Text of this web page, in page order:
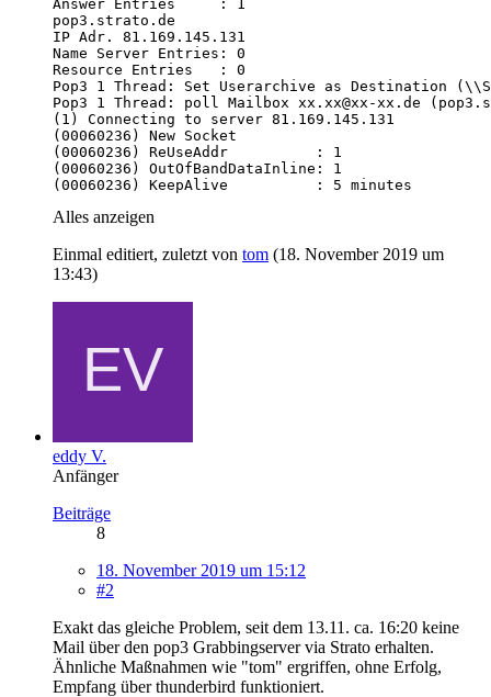
(00060236) KeepAlive          : 5 minutes
Alles anzeigen
Einmal editiert, zuletzt von tom (18. November 2019 um
13:43)
eddy V.
Anfänger
Beiträge
8
18. November 2019 um 15:12
#2
Exakt das gleiche Problem, seit dem 13.11. ca. 16:20 keine
Mail über den pop3 Grabbingserver via Strato erhalten.
Ähnliche Maßnahmen wie "tom" ergriffen, ohne Erfolg,
Empfang über thunderbird funktioniert.